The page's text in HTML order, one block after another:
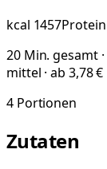
kcal 1457Protein
20 Min. gesamt
mittel · ab 3,78 €
4 Portionen
Zutaten